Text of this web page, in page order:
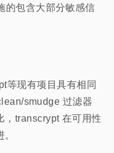
的包含大部分敏感信
等现有项目具有相同
smudge 过滤器
，transcrypt 在可用性